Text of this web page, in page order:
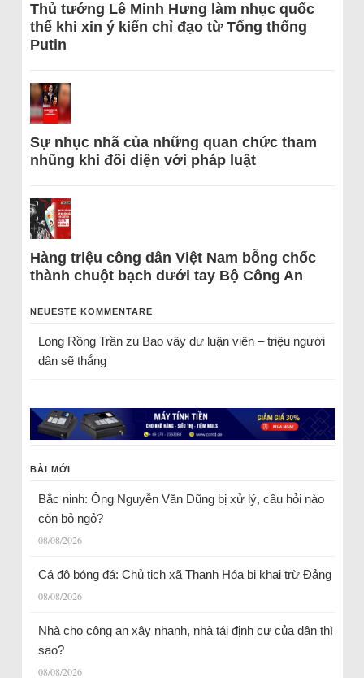
Thủ tướng Lê Minh Hưng làm nhục quốc
thể khi xin ý kiến chỉ đạo từ Tổng thống
Putin
Sự nhục nhã của những quan chức tham
nhũng khi đối diện với pháp luật
Hàng triệu công dân Việt Nam bỗng chốc
thành chuột bạch dưới tay Bộ Công An
NEUESTE KOMMENTARE
Long Rồng Trầnzu Bao vây dư luận viên – triệu người
dân sẽ thắng
BÀI MỚI
Bắc ninh: Ông Nguyễn Văn Dũng bị xử lý, câu hỏi nào
còn bỏ ngỏ?
08/08/2026
Cá độ bóng đá: Chủ tịch xã Thanh Hóa bị khai trừ Đảng
08/08/2026
Nhà cho công an xây nhanh, nhà tái định cư của dân thì
sao?
08/08/2026